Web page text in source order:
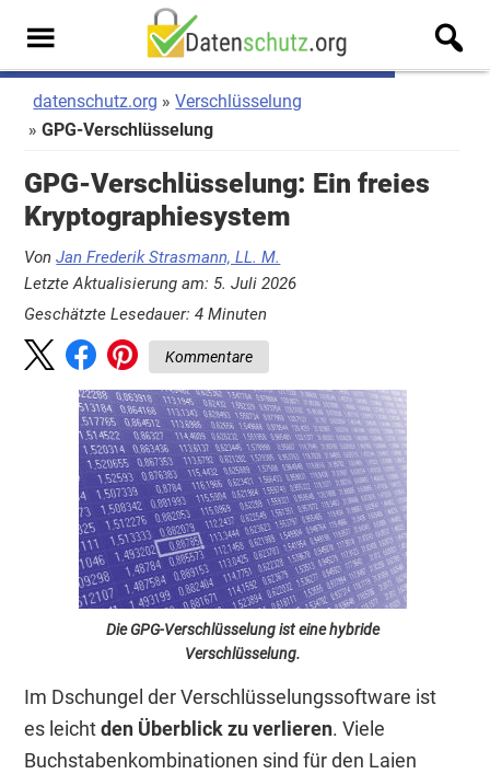
Inhalt
springen
Seitenspalte
springen
Men
datenschutz.org
Verschlüsselung
GPG-Verschlüsselung
GPG-Verschlüsselung: Ein freies
Kryptographiesystem
VonJan Frederik Strasmann, LL. M.
Letzte Aktualisierung am: 5. Juli 2026
Geschätzte Lesedauer: 4 Minuten
Kommentare
Die GPG-Verschlüsselung ist eine hybride
Verschlüsselung.
Im Dschungel der Verschlüsselungssoftware ist
es leichtden Überblick zu verlieren. Viele
Buchstabenkombinationen sind für den Laien